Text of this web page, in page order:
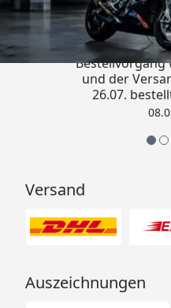
„Sehr
und der
26.07.
geliefert.
Versand
Auszeichnungen